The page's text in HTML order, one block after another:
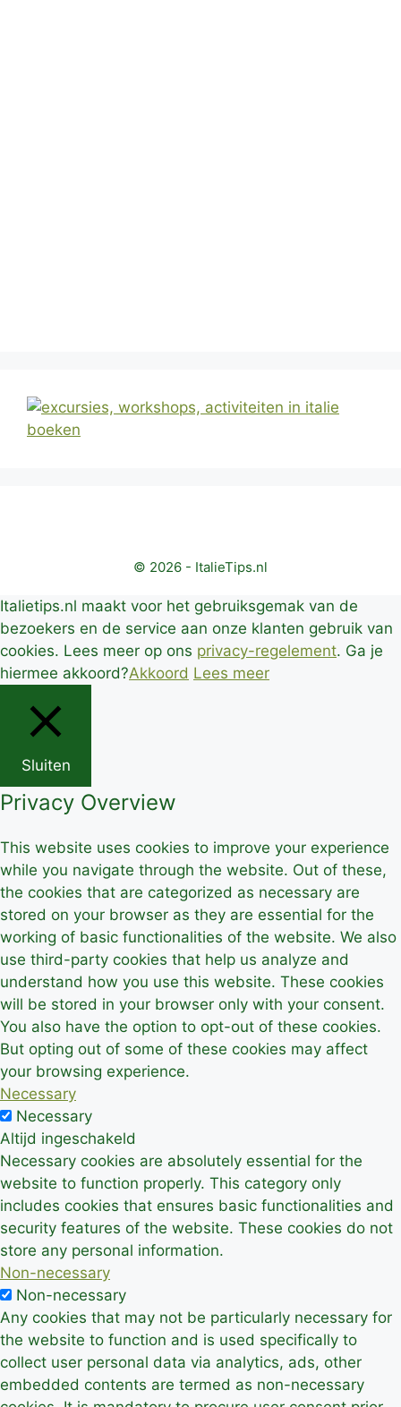
© 2026 - ItalieTips.nl
Italietips.nl maakt voor het gebruiksgemak van de
bezoekers en de service aan onze klanten gebruik van
cookies. Lees meer op ons privacy-regelement. Ga je
hiermee akkoord?Akkoord Lees meer
Sluiten
Privacy Overview
This website uses cookies to improve your experience
while you navigate through the website. Out of these,
the cookies that are categorized as necessary are
stored on your browser as they are essential for the
working of basic functionalities of the website. We also
use third-party cookies that help us analyze and
understand how you use this website. These cookies
will be stored in your browser only with your consent.
You also have the option to opt-out of these cookies.
But opting out of some of these cookies may affect
your browsing experience.
Necessary
Necessary
Altijd ingeschakeld
Necessary cookies are absolutely essential for the
website to function properly. This category only
includes cookies that ensures basic functionalities and
security features of the website. These cookies do not
store any personal information.
Non-necessary
Non-necessary
Any cookies that may not be particularly necessary for
the website to function and is used specifically to
collect user personal data via analytics, ads, other
embedded contents are termed as non-necessary